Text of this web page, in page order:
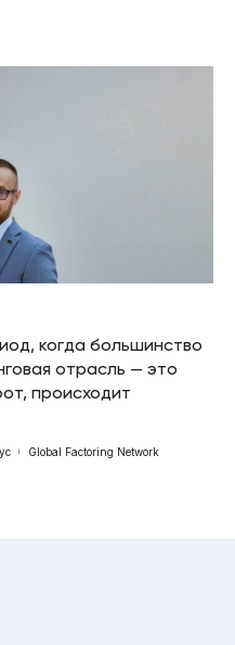
когда большинство
отрасль — это
происходит
Global Factoring Network